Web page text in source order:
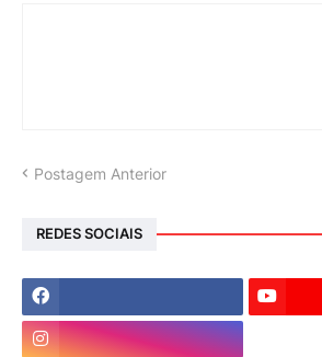
Postagem Anterior
REDES SOCIAIS